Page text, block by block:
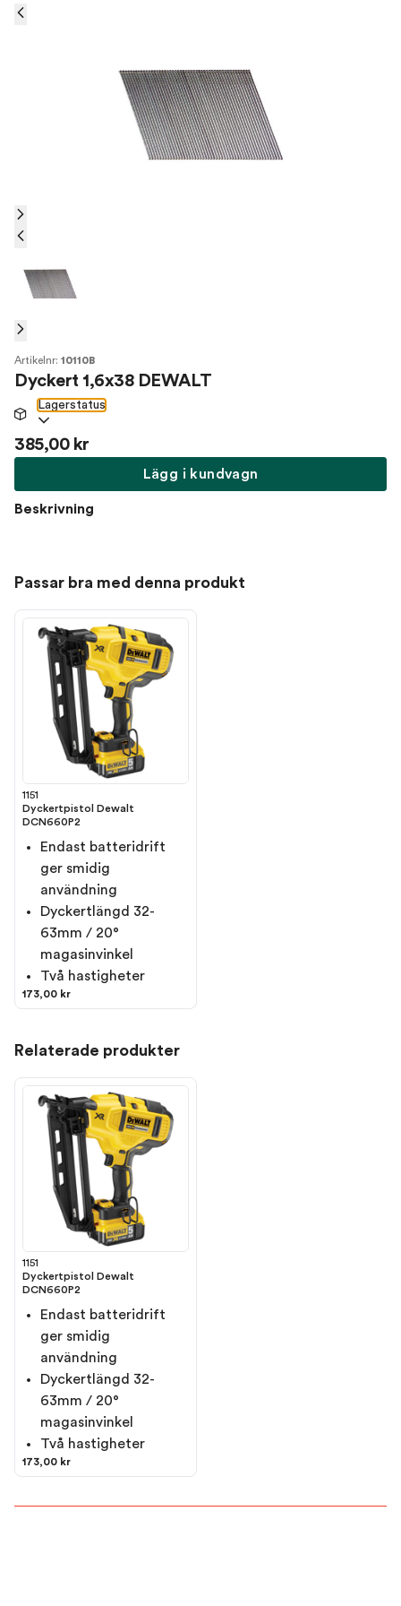
Artikelnr: 10110B
Dyckert 1,6x38 DEWALT
Lagerstatus
385,00 kr
Lägg i kundvagn
Beskrivning
Passar bra med denna produkt
1151
Dyckertpistol Dewalt
DCN660P2
Endast batteridrift
ger smidig
användning
Dyckertlängd 32-
63mm / 20°
magasinvinkel
Två hastigheter
173,00 kr
Relaterade produkter
1151
Dyckertpistol Dewalt
DCN660P2
Endast batteridrift
ger smidig
användning
Dyckertlängd 32-
63mm / 20°
magasinvinkel
Två hastigheter
173,00 kr